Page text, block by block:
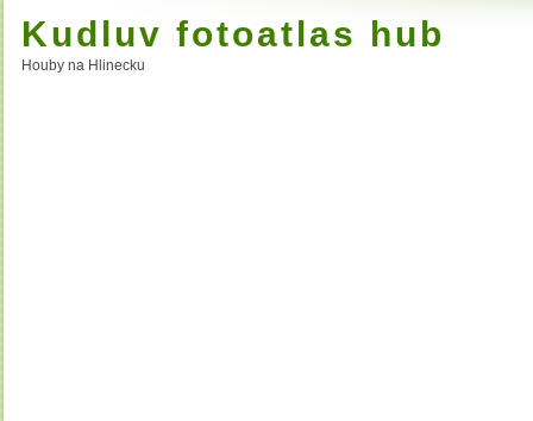
Kudluv fotoatlas hub
Houby na Hlinecku